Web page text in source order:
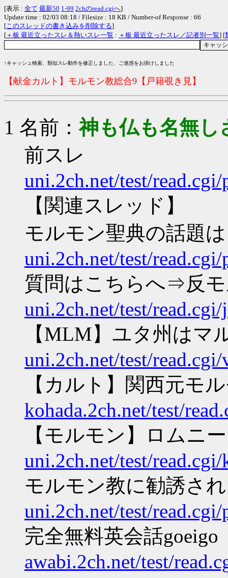
[表示 : 全て 最新50 1-99 2chのread.cgiへ]
Update time : 02/03 08:18 / Filesize : 18 KB / Number-of Response : 66
[このスレッドの書き込みを削除する]
[ ＋板 最近立ったスレ＆熱いスレ一覧 : ＋板 最近立ったスレ／記者別一覧] [
↑キャッシュ検索、類似スレ動作を修正しました、ご迷惑をお掛けしました
【献金カルト】モルモン教総合9【戸籍覗き見】
1 名前：神も仏も名無し
前スレ
uni.2ch.net/test/
【関連スレッド】
モルモン聖典の話題
uni.2ch.net/test/
質問はこちらへ⇒反
uni.2ch.net/test/
【MLM】ユタ州はマ
uni.2ch.net/test/
【カルト】関西元モ
kohada.2ch.net/test/
【モルモン】ロムニ
uni.2ch.net/test/
モルモン教に勧誘さ
uni.2ch.net/test/
完全無料英会話goeigo
awabi.2ch.net/test/